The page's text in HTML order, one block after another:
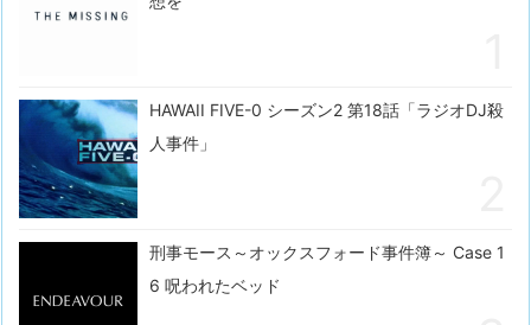
HAWAII FIVE-0 シーズン2 第18話「ラジオDJ殺
人事件」
刑事モース～オックスフォード事件簿～ Case 1
6 呪われたベッド